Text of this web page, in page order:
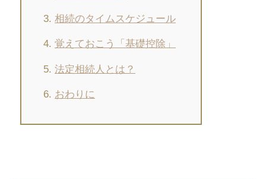
相続のタイムスケジュール
覚えておこう「基礎控除」
法定相続人とは？
おわりに